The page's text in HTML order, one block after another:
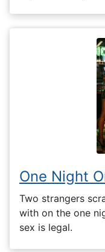
One Night
Two strangers
with on the one
sex is legal.